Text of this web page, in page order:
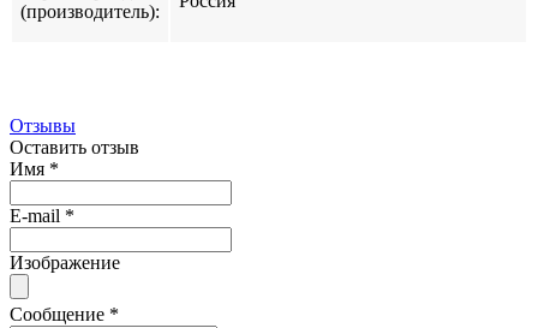
(производитель):
Отзывы
Оставить отзыв
Имя *
E-mail *
Изображение
Сообщение *